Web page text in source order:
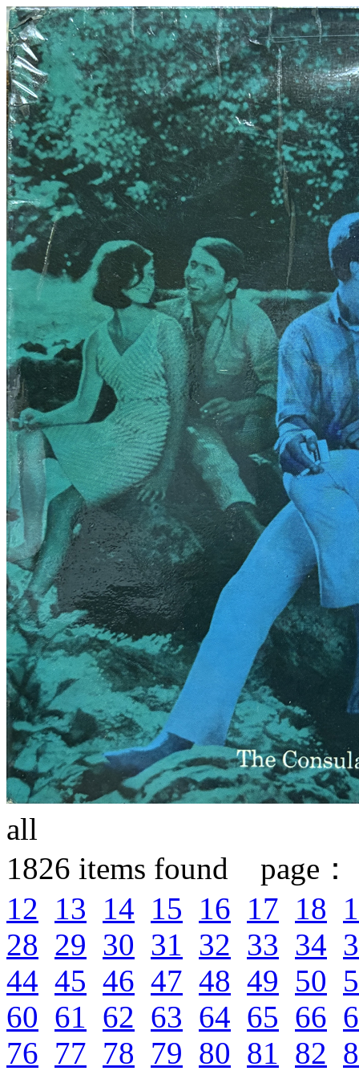
all
1826 items found page：
12 13 14 15 16 17 18
28 29 30 31 32 33 34
44 45 46 47 48 49 50
60 61 62 63 64 65 66
76 77 78 79 80 81 82